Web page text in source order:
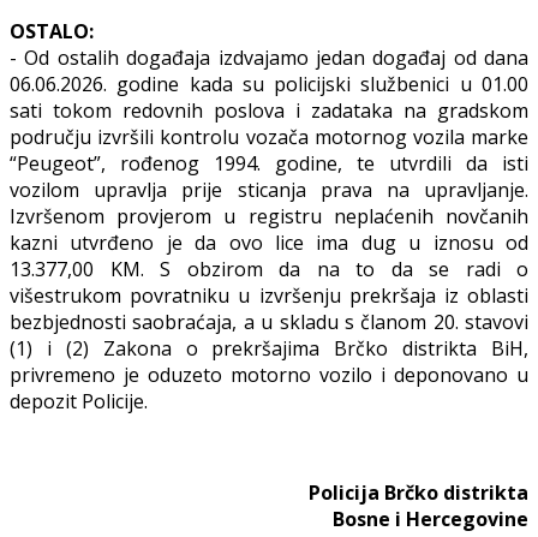
OSTALO:
- Od ostalih događaja izdvajamo jedan događaj od dana
06.06.2026. godine kada su policijski službenici u 01.00
sati tokom redovnih poslova i zadataka na gradskom
području izvršili kontrolu vozača motornog vozila marke
“Peugeot”, rođenog 1994. godine, te utvrdili da isti
vozilom upravlja prije sticanja prava na upravljanje.
Izvršenom provjerom u registru neplaćenih novčanih
kazni utvrđeno je da ovo lice ima dug u iznosu od
13.377,00 KM. S obzirom da na to da se radi o
višestrukom povratniku u izvršenju prekršaja iz oblasti
bezbjednosti saobraćaja, a u skladu s članom 20. stavovi
(1) i (2) Zakona o prekršajima Brčko distrikta BiH,
privremeno je oduzeto motorno vozilo i deponovano u
depozit Policije.
Policija Brčko distrikta
Bosne i Hercegovine